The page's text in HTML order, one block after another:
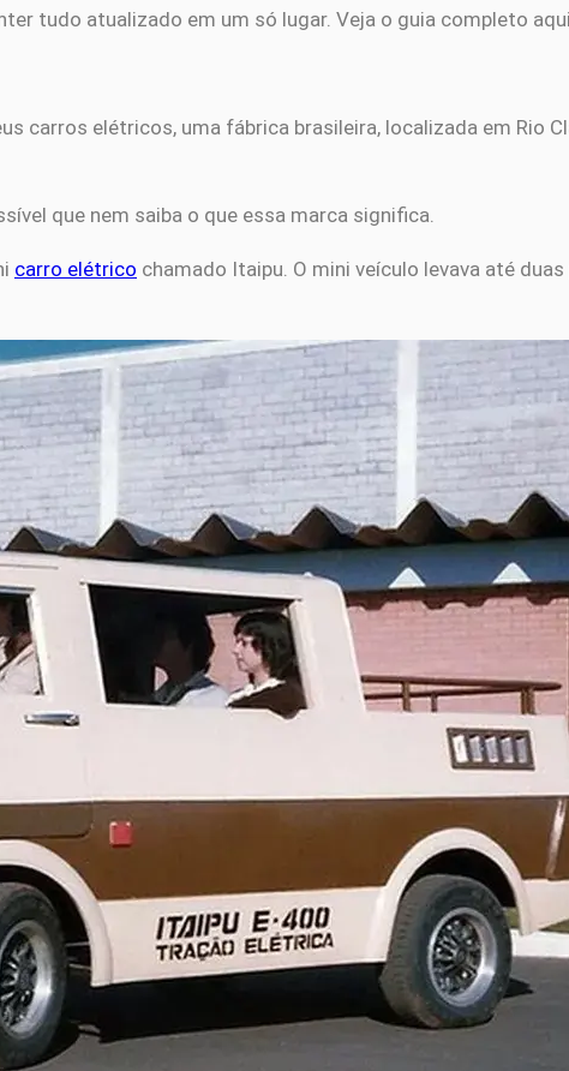
tudo atualizado em um só lugar. Veja o guia completo
carros elétricos, uma fábrica brasileira, localizada em Rio
que nem saiba o que essa marca significa.
carro elétrico chamado Itaipu. O mini veículo levava até